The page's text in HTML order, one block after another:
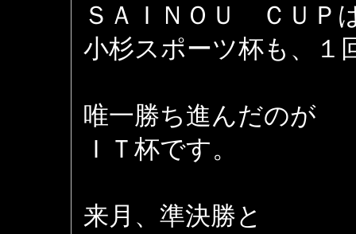
ＳＡＩＮＯＵ ＣＵＰ
小杉スポーツ杯も、１
唯一勝ち進んだのが
ＩＴ杯です。
来月、準決勝と